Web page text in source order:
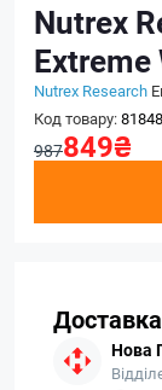
Nutrex
Extreme
Nutrex Research
Код товару:
987849₴
Доставка
Нова